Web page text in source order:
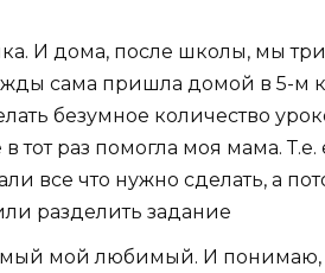
И дома, после школы, мы
сама пришла домой в 5-м
безумное количество
тот раз помогла моя мама.
все что нужно сделать, а
разделить задание
мой любимый. И понимаю,